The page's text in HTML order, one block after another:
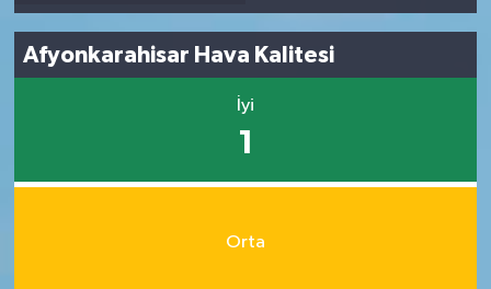
Afyonkarahisar Hava Kalitesi
İyi
1
Orta